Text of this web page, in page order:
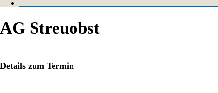
AG Streuobst
Details zum Termin